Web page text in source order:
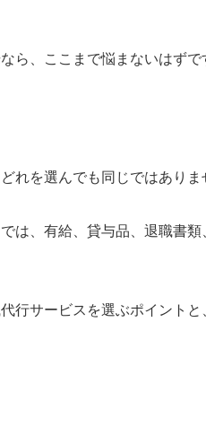
ら、ここまで悩まないはずで
れを選んでも同じではありま
は、有給、貸与品、退職書
行サービスを選ぶポイント